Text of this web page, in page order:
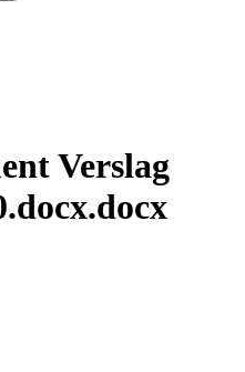
Verslag